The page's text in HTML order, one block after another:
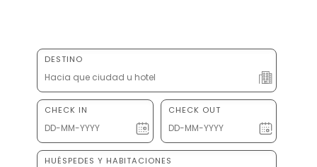
DESTINO
CHECK IN CHECK OUT
HUÉSPEDES Y HABITACIONES